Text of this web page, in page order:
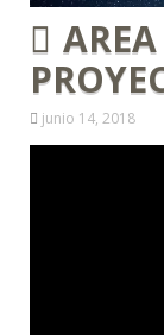
junio 14, 2018